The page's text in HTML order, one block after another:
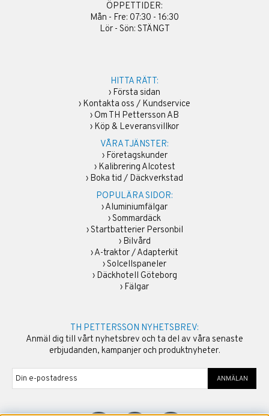
ÖPPETTIDER:
Mån - Fre: 07:30 - 16:30
Lör - Sön: STÄNGT
HITTA RÄTT:
› Första sidan
› Kontakta oss / Kundservice
› Om TH Pettersson AB
› Köp & Leveransvillkor
VÅRA TJÄNSTER:
› Företagskunder
› Kalibrering Alcotest
› Boka tid / Däckverkstad
POPULÄRA SIDOR:
›Aluminiumfälgar
›Sommardäck
›Startbatterier Personbil
› Bilvård
›A-traktor / Adapterkit
›Solcellspaneler
› Däckhotell Göteborg
› Fälgar
TH PETTERSSON NYHETSBREV:
Anmäl dig till vårt nyhetsbrev och ta del av våra senaste
erbjudanden, kampanjer och produktnyheter.
ANMÄLAN